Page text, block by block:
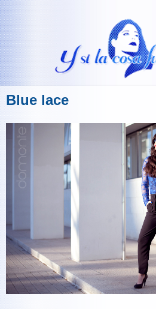
Blue lace